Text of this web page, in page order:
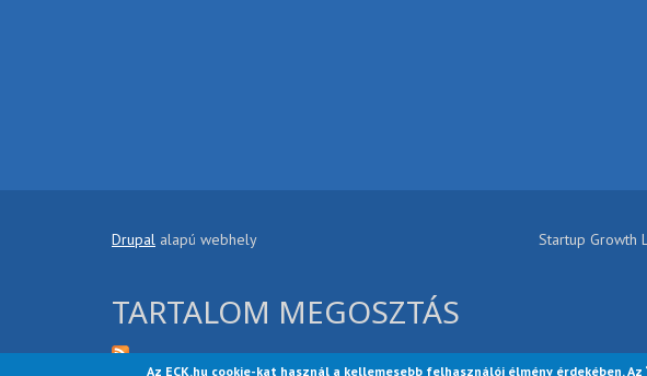
Az ECK.hu cookie-kat használ a kellemesebb felhasználói élmény érdekében. Az
Drupal alapú webhely
TARTALOM MEGOSZTÁS
Startup Growth